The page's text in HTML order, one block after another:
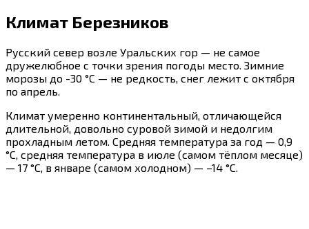
Климат Березников
Русский север возле Уральских гор — не самое
дружелюбное с точки зрения погоды место. Зимние
морозы до -30 °C — не редкость, снег лежит с октября
по апрель.
Климат умеренно континентальный, отличающейся
длительной, довольно суровой зимой и недолгим
прохладным летом. Средняя температура за год — 0,9
°C, средняя температура в июле (самом тёплом месяце)
— 17 °C, в январе (самом холодном) — –14 °C.